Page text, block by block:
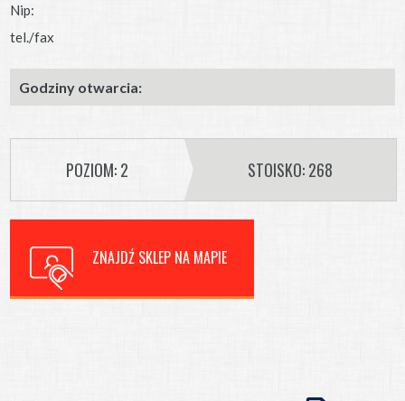
Nip:
tel./fax
Godziny otwarcia:
POZIOM: 2 STOISKO: 268
ZNAJDŹ SKLEP NA MAPIE